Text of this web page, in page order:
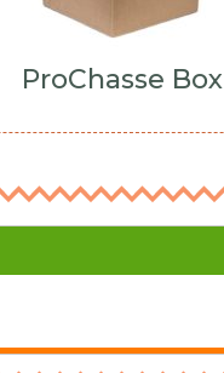
ProChasse Box